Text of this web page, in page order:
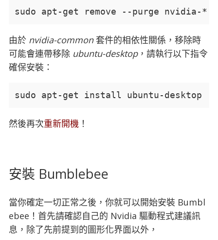
sudo apt-get remove --purge nvidia-*
由於 nvidia-common套件的相依性關係，移除時
可能會連帶移除 ubuntu-desktop，請執行以下指令
確保安裝：
sudo apt-get install ubuntu-desktop
然後再次重新開機 ！
安裝 Bumblebee
當你確定一切正常之後，你就可以開始安裝 Bumbl
ebee！首先請確認自己的 Nvidia 驅動程式建議訊
息，除了先前提到的圖形化界面以外，